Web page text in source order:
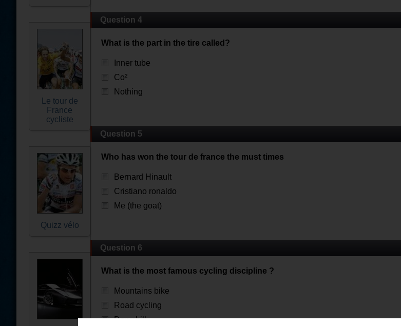
Le tour de
France
cycliste
Quizz vélo
Question 4
What is the part in the tire called?
Inner tube
Co²
Nothing
Question 5
Who has won the tour de france the must times
Bernard Hinault
Cristiano ronaldo
Me (the goat)
Question 6
What is the most famous cycling discipline ?
Mountains bike
Road cycling
Downhill